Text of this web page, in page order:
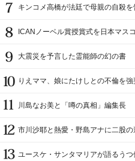
キンコメ高橋が法廷で母親の自殺を
ICANノーベル賞授賞式を日本マス
大震災を予言した霊能師の幻の書
りえママ、娘にたけしとの不倫を強
川島なお美と「噂の真相」編集長
市川沙耶と熱愛・野島アナに二股の
ユースケ・サンタマリアが語るうつ